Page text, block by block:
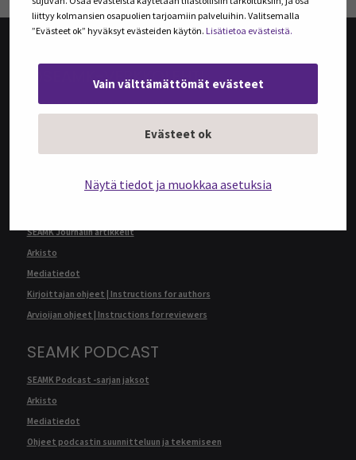
liittyy kolmansien osapuolien tarjoamiin palveluihin. Valitsemalla
”Evästeet ok” hyväksyt evästeiden käytön. Lisätietoa evästeistä.
Vain välttämättömät evästeet
Evästeet ok
Näytä tiedot ja muokkaa asetuksia
@SEAMK-VERKKOLEHTI
@SEAMK-verkkolehden artikkelit
SEAMK Journalin artikkelit
Arkisto
Mediatiedot
Kirjoittajan ohjeet | Instructions for authors
Arvioijan ohjeet | Instructions for reviewers
SEAMK PODCAST
SEAMK Podcast -sarjan jaksot
Arkisto
Mediatiedot
Ohjeet podcastin suunnitteluun ja tekemiseen